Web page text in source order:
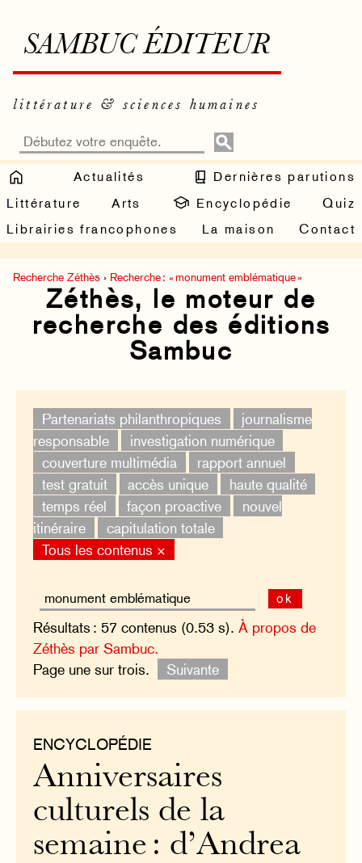
SAMBUC ÉDITEUR
littérature & sciences humaines
Actualités
Dernières parutions
Littérature
Arts Encyclopédie
Quiz
Librairies francophones
La maison Contact
Recherche Zéthès › Recherche : « monument emblématique »
Zéthès, le moteur de
recherche des éditions
Sambuc
Partenariats philanthropiques
journalisme
responsable
investigation numérique
couverture multimédia
rapport annuel
test gratuit
accès unique
haute qualité
temps réel
façon proactive
nouvel
itinéraire
capitulation totale
Tous les contenus ×
ok
Résultats : 57 contenus (0.53 s).À propos de
Zéthès par Sambuc.
Page une sur trois.
Suivante
ENCYCLOPÉDIE
Anniversaires
culturels de la
semaine : d’Andrea